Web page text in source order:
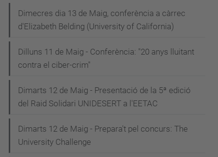
Dimecres dia 13 de Maig, conferència a càrrec
d'Elizabeth Belding (University of California)
Dilluns 11 de Maig - Conferència: "20 anys lluitant
contra el ciber-crim"
Dimarts 12 de Maig - Presentació de la 5ª edició
del Raid Solidari UNIDESERT a l'EETAC
Dimarts 12 de Maig - Prepara't pel concurs: The
University Challenge